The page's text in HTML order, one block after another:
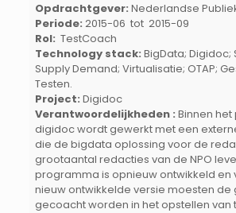
Opdrachtgever:Nederlandse
Periode: 2015-06 tot 2015-09
Rol: TestCoach
Technology stack:BigData; Digidoc;
Supply Demand; Virtualisatie; OTAP;
Testen.
Project:Digidoc
Verantwoordelijkheden : Binnen
digidoc wordt gewerkt met een
die de bigdata oplossing voor de
grootaantal redacties van de NPO
programma is opnieuw ontwikkeld en
nieuw ontwikkelde versie moesten de
gecoacht worden in het opstellen van